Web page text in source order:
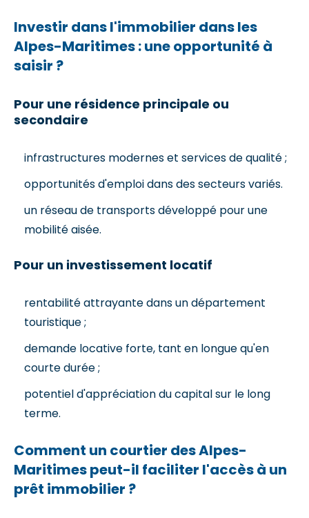
Investir dans l'immobilier dans les
Alpes-Maritimes : une opportunité à
saisir ?
Pour une résidence principale ou
secondaire
infrastructures modernes et services de qualité ;
opportunités d'emploi dans des secteurs variés.
un réseau de transports développé pour une
mobilité aisée.
Pour un investissement locatif
rentabilité attrayante dans un département
touristique ;
demande locative forte, tant en longue qu'en
courte durée ;
potentiel d'appréciation du capital sur le long
terme.
Comment un courtier des Alpes-
Maritimes peut-il faciliter l'accès à un
prêt immobilier ?